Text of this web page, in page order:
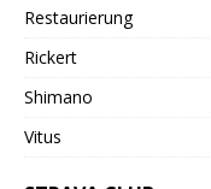
Restaurierung
Rickert
Shimano
Vitus